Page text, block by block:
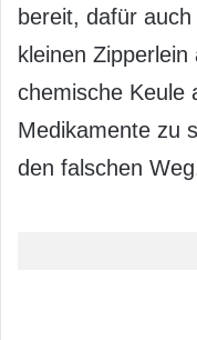
bereit, dafür
kleinen
chemische Keule
Medikamente zu
den falschen